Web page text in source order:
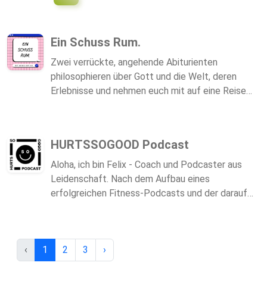
brennenden Nachthimmeln. Jeden
Ein Schuss Rum.
Zwei verrückte, angehende Abiturienten
philosophieren über Gott und die Welt, deren
Erlebnisse und nehmen euch mit auf eine Reise
HURTSSOGOOD Podcast
Aloha, ich bin Felix - Coach und Podcaster aus
Leidenschaft. Nach dem Aufbau eines
erfolgreichen Fitness-Podcasts und der darauf
stehen. Ich bemühe mich um regelmäßige Gäste,
interessante Inhalte und jede Menge miese
Witze. Falls ihr nebenbei die eine oder andere
‹ 1 2 3 ›